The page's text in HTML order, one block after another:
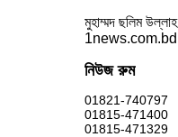
মুহাম্মদ ছলিম
নিউজ রুম
01821-740797
01815-471400
01815-471329